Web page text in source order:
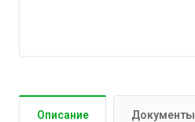
Описание Документы